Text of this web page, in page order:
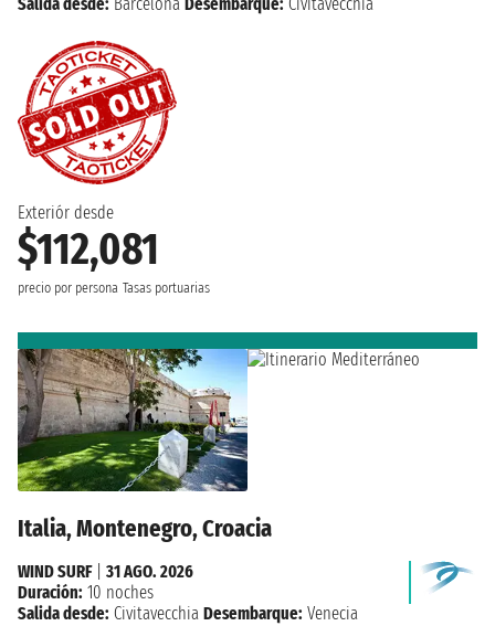
Exteriór desde
$112,081
precio por persona Tasas portuarias
Italia, Montenegro, Croacia
WIND SURF| 31 AGO. 2026
Duración: 10 noches
Salida desde: Civitavecchia Desembarque: Venecia